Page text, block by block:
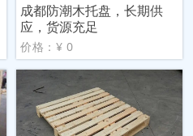
成都防潮木托盘，长期供
应，货源充足
价格：¥ 0